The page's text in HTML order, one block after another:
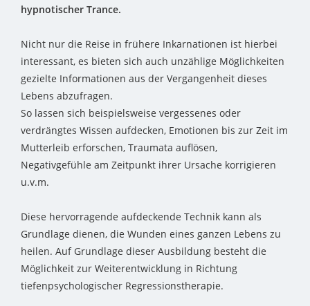
hypnotischer Trance.
Nicht nur die Reise in frühere Inkarnationen ist hierbei
interessant, es bieten sich auch unzählige Möglichkeiten
gezielte Informationen aus der Vergangenheit dieses
Lebens abzufragen.
So lassen sich beispielsweise vergessenes oder
verdrängtes Wissen aufdecken, Emotionen bis zur Zeit im
Mutterleib erforschen, Traumata auflösen,
Negativgefühle am Zeitpunkt ihrer Ursache korrigieren
u.v.m.
Diese hervorragende aufdeckende Technik kann als
Grundlage dienen, die Wunden eines ganzen Lebens zu
heilen. Auf Grundlage dieser Ausbildung besteht die
Möglichkeit zur Weiterentwicklung in Richtung
tiefenpsychologischer Regressionstherapie.